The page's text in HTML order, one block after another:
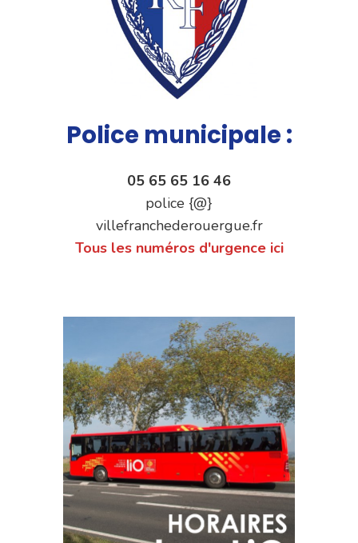
Police municipale :
05 65 65 16 46
police {@}
villefranchederouergue.fr
Tous les numéros d'urgence ici